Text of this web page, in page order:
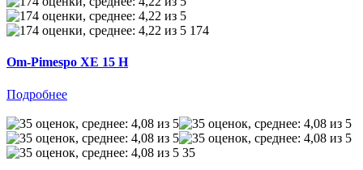
174
Om-Pimespo XE 15 H
Подробнее
35